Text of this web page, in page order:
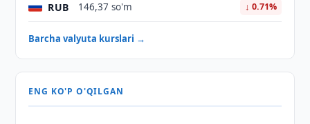
RUB 146,37 so'm ↓ 0.71%
Barcha valyuta kurslari →
ENG KO'P O'QILGAN